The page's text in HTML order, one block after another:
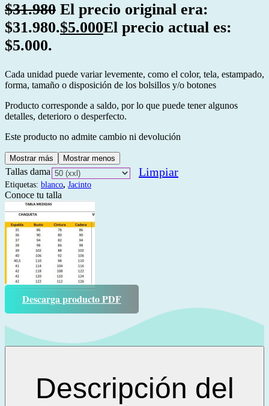
$31.980 El precio original era:
$31.980.$5.000El precio actual es:
$5.000.
Cada unidad puede variar levemente, como el color, tela, estampado,
forma, tamaño o disposición de los bolsillos y/o botones
Producto corresponde a saldo, por lo que puede tener algunos
detalles, deterioro o desperfecto.
Este producto no admite cambio ni devolución
Mostrar más Mostrar menos
Tallas dama Limpiar
Etiquetas: blanco, Jacinto
Conoce tu talla
Descarga producto PDF
Descripción del